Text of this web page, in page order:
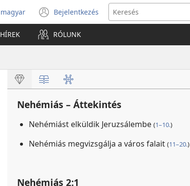
Válassz
nyelvet
magyar Bejelentkezés
(opens
new
window)
HÍREK RÓLUNK
Nehémiás – Áttekintés
Nehémiást elküldik Jeruzsálembe (1–10.)
Nehémiás megvizsgálja a város falait (11–20.)
Nehémiás 2:1